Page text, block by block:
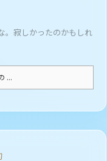
。寂しかったのかもしれ
...